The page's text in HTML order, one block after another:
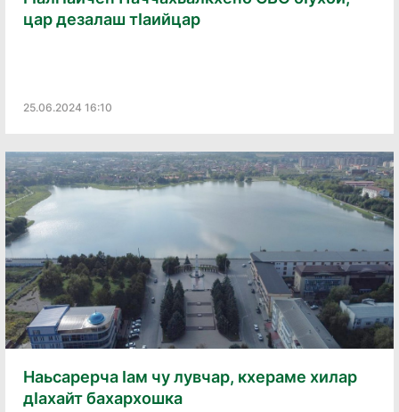
цар дезалаш тӀаийцар
25.06.2024 16:10
Наьсарерча Ӏам чу лувчар, кхераме хилар
дӀахайт бахархошка